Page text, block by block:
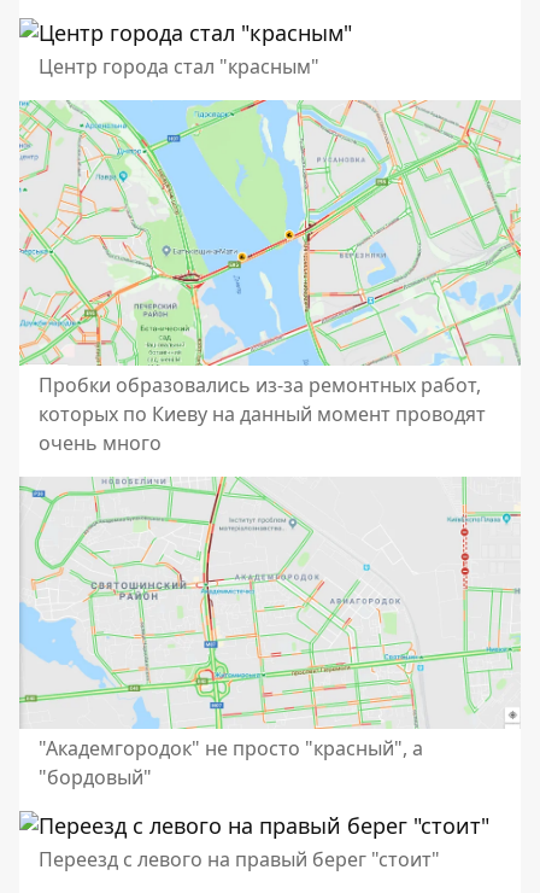
Центр города стал "красным"
Пробки образовались из-за ремонтных работ,
которых по Киеву на данный момент проводят
очень много
"Академгородок" не просто "красный", а
"бордовый"
Переезд с левого на правый берег "стоит"